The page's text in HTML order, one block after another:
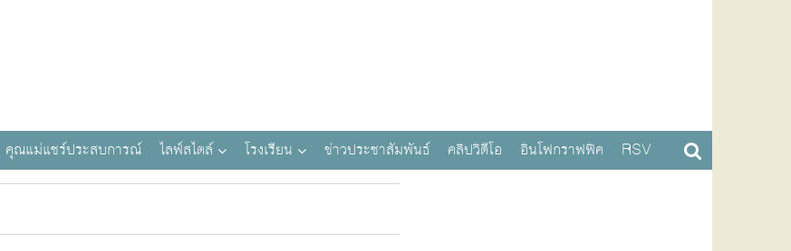
คุณแม่แชร์ประสบการณ์ ไลฟ์สไตล์ โรงเรียน ข่าวประชาสัมพันธ์ คลิปวิดีโอ อินโฟกราฟฟิค RSV